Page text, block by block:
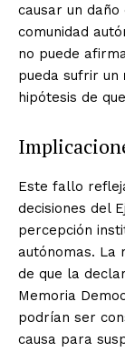
causar un
comunidad
no puede
pueda sufrir un
hipótesis de
Este fallo
decisiones del
percepción
autónomas. La
de que la
Memoria
podrían ser
causa para